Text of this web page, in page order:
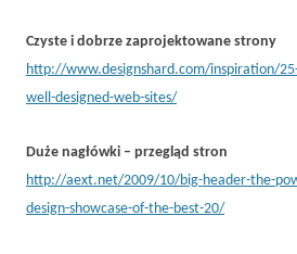
Czyste i dobrze zaprojektowane strony
http://www.designshard.com/inspiration/
well-designed-web-sites/
Duże nagłówki – przegląd stron
http://aext.net/2009/10/big-header-the-
design-showcase-of-the-best-20/